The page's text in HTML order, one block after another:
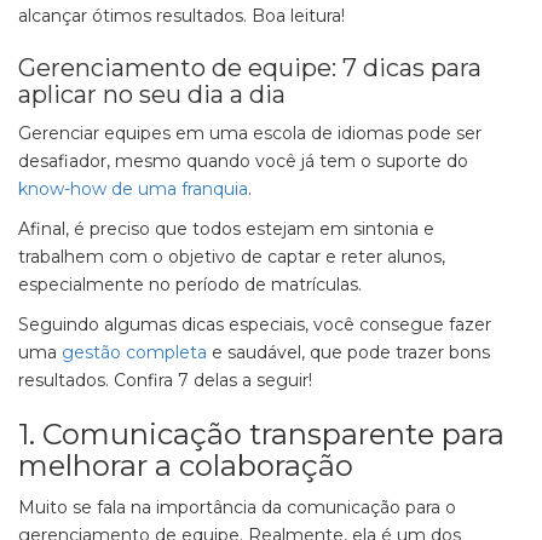
alcançar ótimos resultados. Boa leitura!
Gerenciamento de equipe: 7 dicas para
aplicar no seu dia a dia
Gerenciar equipes em uma escola de idiomas pode ser
desafiador, mesmo quando você já tem o suporte do
know-how de uma franquia.
Afinal, é preciso que todos estejam em sintonia e
trabalhem com o objetivo de captar e reter alunos,
especialmente no período de matrículas.
Seguindo algumas dicas especiais, você consegue fazer
uma gestão completa e saudável, que pode trazer bons
resultados. Confira 7 delas a seguir!
1. Comunicação transparente para
melhorar a colaboração
Muito se fala na importância da comunicação para o
gerenciamento de equipe. Realmente, ela é um dos